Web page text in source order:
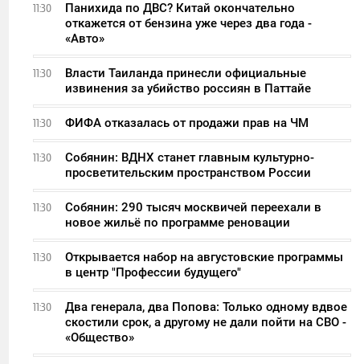
11:30
Панихида по ДВС? Китай окончательно
откажется от бензина уже через два года -
«Авто»
11:30
Власти Таиланда принесли официальные
извинения за убийство россиян в Паттайе
11:30 ФИФА отказалась от продажи прав на ЧМ
11:30
Собянин: ВДНХ станет главным культурно-
просветительским пространством России
11:30
Собянин: 290 тысяч москвичей переехали в
новое жильё по программе реновации
11:30
Открывается набор на августовские программы
в центр "Профессии будущего"
11:30
Два генерала, два Попова: Только одному вдвое
скостили срок, а другому не дали пойти на СВО -
«Общество»